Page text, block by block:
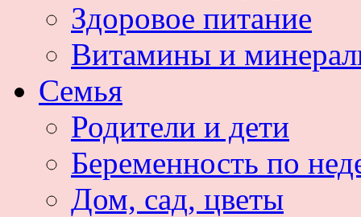
Здоровое питание
Витамины и
Семья
Родители и дети
Беременность по
Дом, сад, цветы